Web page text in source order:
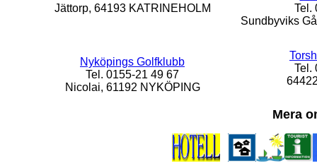
Jättorp, 64193 KATRINEHOLM
Tel.
Sundbyviks
Nyköpings Golfklubb
Tel. 0155-21 49 67
Nicolai, 61192 NYKÖPING
Tel.
Mera